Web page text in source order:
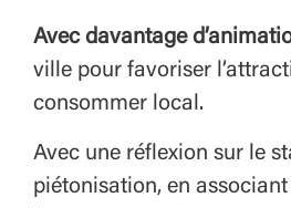
Avec davantage
ville pour favoriser
consommer local.
Avec une réflexion sur le
piétonisation, en